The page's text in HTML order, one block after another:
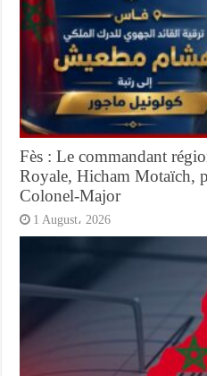
Fès : Le commandant
Royale, Hicham Motaïch,
Colonel-Major
1 August، 2026